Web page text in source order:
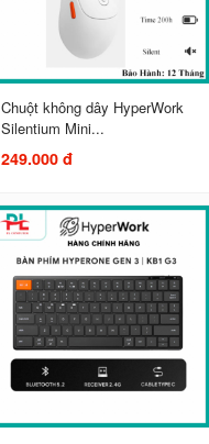
Chuột không dây HyperWork
Silentium Mini...
249.000 đ